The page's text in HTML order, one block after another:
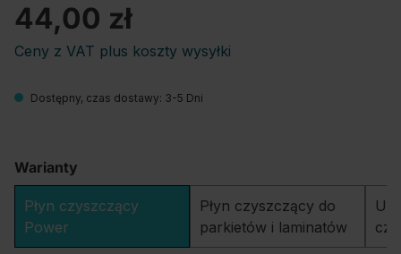
44,00 zł
Ceny z VAT plus koszty wysyłki
Dostępny, czas dostawy: 3-5 Dni
Warianty
Płyn czyszczący
Power
Płyn czyszczący do
parkietów i laminatów